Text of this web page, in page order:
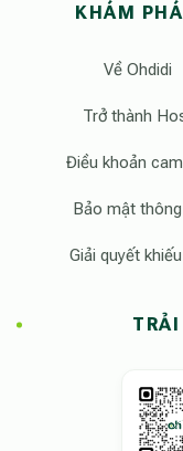
KHÁM PHÁ
Về Ohdidi
Trở thành
Điều khoản
Bảo mật
Giải quyết